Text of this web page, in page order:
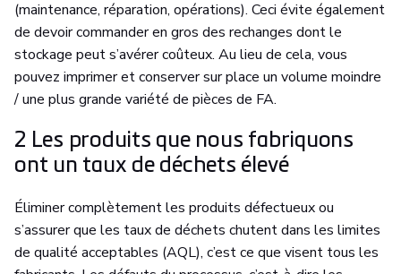
(maintenance, réparation, opérations). Ceci évite également
de devoir commander en gros des rechanges dont le
stockage peut s’avérer coûteux. Au lieu de cela, vous
pouvez imprimer et conserver sur place un volume moindre
/ une plus grande variété de pièces de FA.
2 Les produits que nous fabriquons
ont un taux de déchets élevé
Éliminer complètement les produits défectueux ou
s’assurer que les taux de déchets chutent dans les limites
de qualité acceptables (AQL), c’est ce que visent tous les